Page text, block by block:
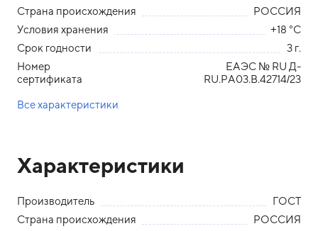
Страна происхождения
РОССИЯ
Условия хранения
+18 °С
Срок годности
3 г.
Номер
сертификата
ЕАЭС № RU Д-
RU.PA03.B.42714/23
Все характеристики
Характеристики
Производитель
ГОСТ
Страна происхождения
РОССИЯ